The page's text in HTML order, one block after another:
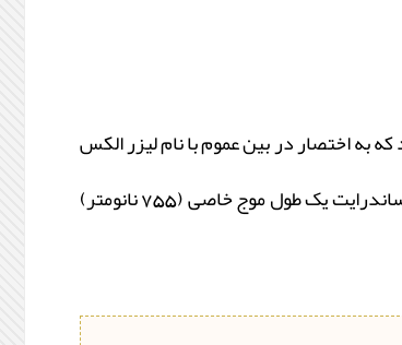
به اختصار در بین عموم با نام لیزر الکس
گسترش یافته است. لیزر الکس دستگاهی است که از کریستال الکساندرایت به عنوان منبع نوری و یا واسطه استفاده می‏ کند. لیزر الکساندرایت یک طول موج خاصی (755 نانومتر)